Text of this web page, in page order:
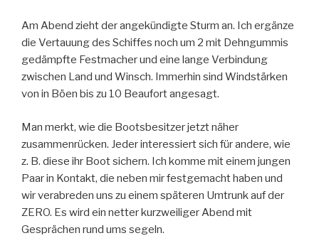
Am Abend zieht der angekündigte Sturm an. Ich ergänze
die Vertauung des Schiffes noch um 2 mit Dehngummis
gedämpfte Festmacher und eine lange Verbindung
zwischen Land und Winsch. Immerhin sind Windstärken
von in Böen bis zu 10 Beaufort angesagt.
Man merkt, wie die Bootsbesitzer jetzt näher
zusammenrücken. Jeder interessiert sich für andere, wie
z. B. diese ihr Boot sichern. Ich komme mit einem jungen
Paar in Kontakt, die neben mir festgemacht haben und
wir verabreden uns zu einem späteren Umtrunk auf der
ZERO. Es wird ein netter kurzweiliger Abend mit
Gesprächen rund ums segeln.